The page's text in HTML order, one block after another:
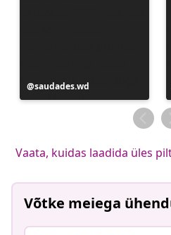
Postitus
avaldatud
saudades.wd
Vaata, kuidas laadida üles
Võtke meiega